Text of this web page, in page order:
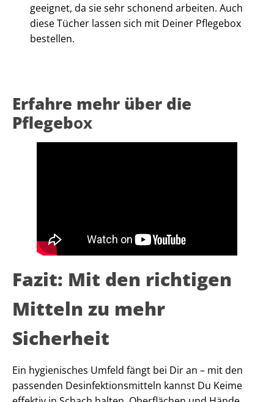
geeignet, da sie sehr schonend arbeiten. Auch
diese Tücher lassen sich mit Deiner Pflegebox
bestellen.
Erfahre mehr über die
Pflegebox
Fazit: Mit den richtigen
Mitteln zu mehr
Sicherheit
Ein hygienisches Umfeld fängt bei Dir an – mit den
passenden Desinfektionsmitteln kannst Du Keime